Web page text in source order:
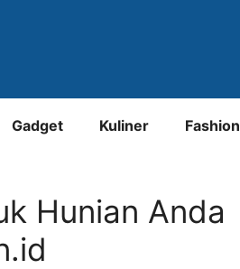
Gadget Kuliner Fashion
Hunian Anda